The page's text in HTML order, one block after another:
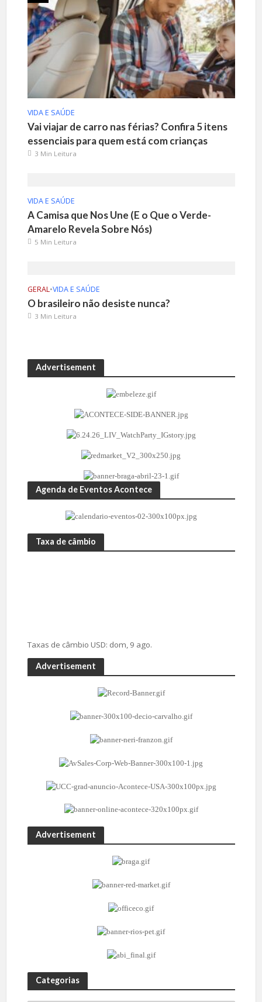
VIDA E SAÚDE
Vai viajar de carro nas férias? Confira 5 itens
essenciais para quem está com crianças
3 Min Leitura
VIDA E SAÚDE
A Camisa que Nos Une (E o Que o Verde-
Amarelo Revela Sobre Nós)
5 Min Leitura
GERAL•VIDA E SAÚDE
O brasileiro não desiste nunca?
3 Min Leitura
Advertisement
Agenda de Eventos Acontece
Taxa de câmbio
Taxas de câmbio USD: dom, 9 ago.
Advertisement
Advertisement
Categorias